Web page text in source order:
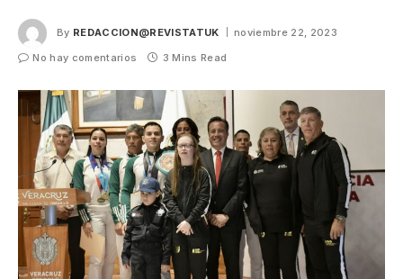
By REDACCION@REVISTATUK
noviembre 22, 2023
No hay comentarios
3 Mins Read